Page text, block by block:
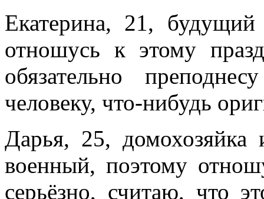
Екатерина, 21,
отношусь к этому
обязательно
человеку, что-нибудь
Дарья, 25,
военный, поэтому
серьёзно, считаю, что